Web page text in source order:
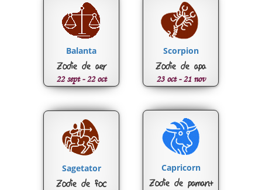
Balanta
Zodie de aer
22 sept - 22 oct
Scorpion
Zodie de apa
23 oct - 21 nov
Sagetator
Zodie de foc
Capricorn
Zodie de pamant